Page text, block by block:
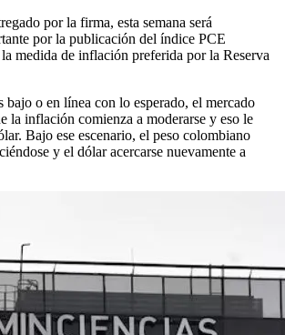
por la firma, esta semana será
por la publicación del índice PCE
medida de inflación preferida por la Reserva
bajo o en línea con lo esperado, el mercado
la inflación comienza a moderarse y eso le
Bajo ese escenario, el peso colombiano
y el dólar acercarse nuevamente a